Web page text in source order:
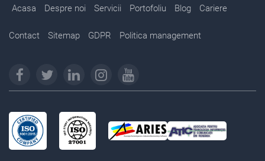
Acasa Despre noi Servicii Portofoliu Blog Cariere
Contact Sitemap GDPR Politica management